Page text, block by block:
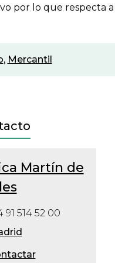
por lo que respecta a
, Mercantil
Martín de
91 514 52 00